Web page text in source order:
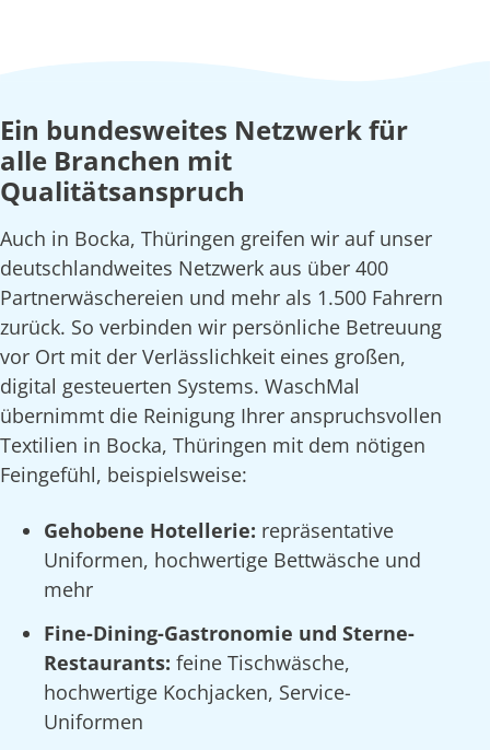
Ein bundesweites Netzwerk für
alle Branchen mit
Qualitätsanspruch
Auch in Bocka, Thüringen greifen wir auf unser
deutschlandweites Netzwerk aus über 400
Partnerwäschereien und mehr als 1.500 Fahrern
zurück. So verbinden wir persönliche Betreuung
vor Ort mit der Verlässlichkeit eines großen,
digital gesteuerten Systems. WaschMal
übernimmt die Reinigung Ihrer anspruchsvollen
Textilien in Bocka, Thüringen mit dem nötigen
Feingefühl, beispielsweise:
Gehobene Hotellerie: repräsentative
Uniformen, hochwertige Bettwäsche und
mehr
Fine-Dining-Gastronomie und Sterne-
Restaurants: feine Tischwäsche,
hochwertige Kochjacken, Service-
Uniformen